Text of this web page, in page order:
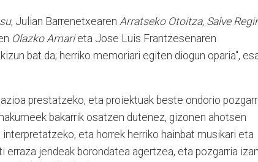
, Julian Barrenetxearen Arratseko Otoitza, Salve
Olazko Amarieta Jose Luis Frantzesenaren
bat da; herriko memoriari egiten diogun oparia",
prestatzeko, eta proiektuak beste ondorio
bakarrik osatzen dutenez, gizonen ahotsen
interpretatzeko, eta horrek herriko hainbat musikari eta
erraza jendeak borondatea agertzea, eta pozgarria izan